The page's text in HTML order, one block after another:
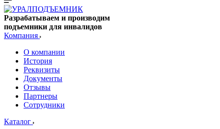
Разрабатываем и производим
подъемники для инвалидов
Компания
О компании
История
Реквизиты
Документы
Отзывы
Партнеры
Сотрудники
Каталог